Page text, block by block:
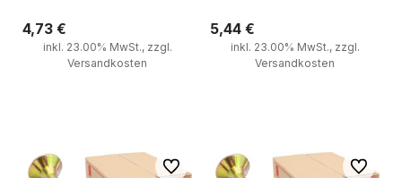
4,73 €
inkl. 23.00% MwSt., zzgl.
Versandkosten
5,44 €
inkl. 23.00% MwSt., zzgl.
Versandkosten
Zu Favoriten Zu